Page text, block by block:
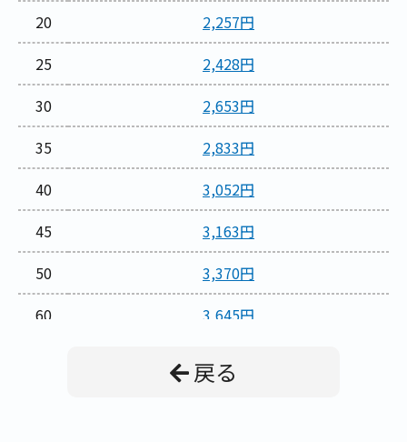
20
2,257円
25
2,428円
30
2,653円
35
2,833円
40
3,052円
45
3,163円
50
3,370円
60
3,645円
戻る